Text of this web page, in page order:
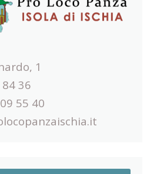
1
36
55 40